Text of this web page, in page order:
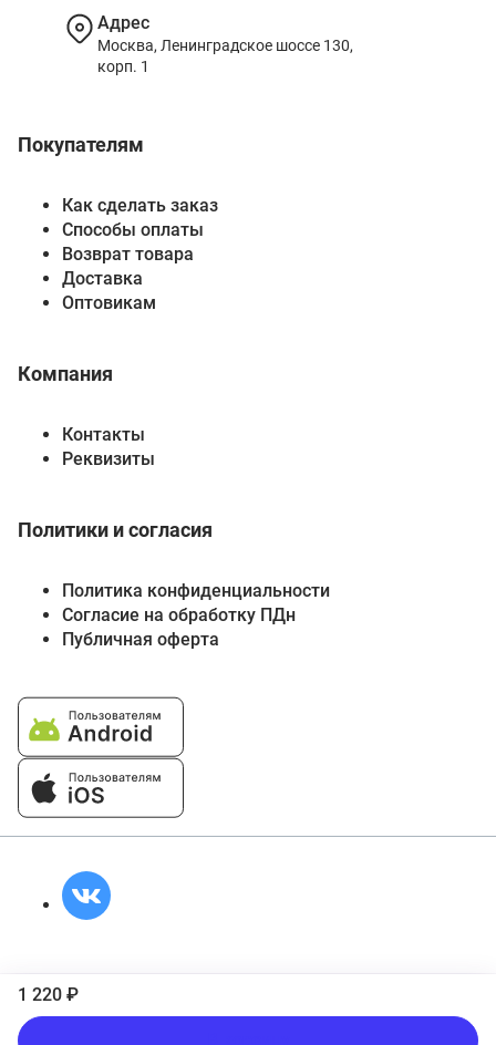
1 220 ₽
Покупателям
Как сделать заказ
Способы оплаты
Возврат товара
Доставка
Оптовикам
Компания
Контакты
Реквизиты
Политики и согласия
Политика конфиденциальности
Согласие на обработку ПДн
Публичная оферта
Адрес
Москва, Ленинградское шоссе 130,
корп. 1